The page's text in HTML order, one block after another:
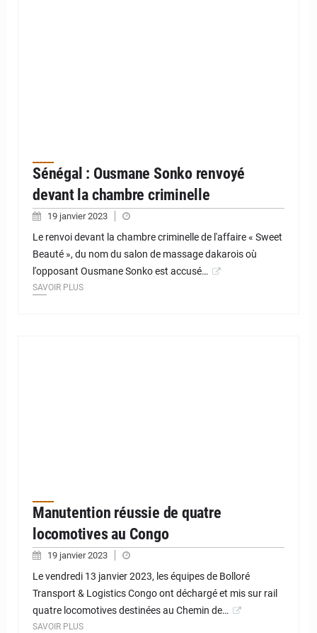
Sénégal : Ousmane Sonko renvoyé
devant la chambre criminelle
19 janvier 2023
Le renvoi devant la chambre criminelle de l'affaire « Sweet
Beauté », du nom du salon de massage dakarois où
l'opposant Ousmane Sonko est accusé…
SAVOIR PLUS
Manutention réussie de quatre
locomotives au Congo
19 janvier 2023
Le vendredi 13 janvier 2023, les équipes de Bolloré
Transport & Logistics Congo ont déchargé et mis sur rail
quatre locomotives destinées au Chemin de…
SAVOIR PLUS